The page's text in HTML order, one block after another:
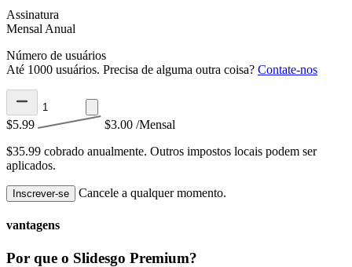
Assinatura
Mensal Anual
Número de usuários
Até 1000 usuários. Precisa de alguma outra coisa? Contate-nos
$5.99 $3.00 /Mensal
$35.99 cobrado anualmente. Outros impostos locais podem ser
aplicados.
Inscrever-se Cancele a qualquer momento.
vantagens
Por que o Slidesgo Premium?